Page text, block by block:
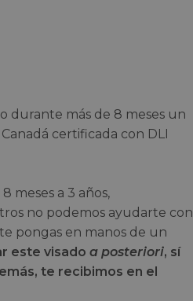
durante más de 8 meses un
certificada con DLI
meses a 3 años,
no podemos ayudarte con
pongas en manos de un
este visado a posteriori, sí
te recibimos en el